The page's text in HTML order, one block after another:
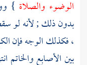
الوضوء والصلاة }
بدون ذلك ; لأنه لو
، فكذلك الوجه فإن
بين الأصابع والخاتم